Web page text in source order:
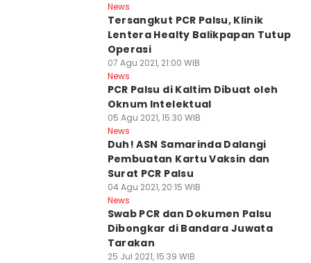
News
Tersangkut PCR Palsu, Klinik
Lentera Healty Balikpapan Tutup
Operasi
07 Agu 2021, 21:00 WIB
News
PCR Palsu di Kaltim Dibuat oleh
Oknum Intelektual
05 Agu 2021, 15:30 WIB
News
Duh! ASN Samarinda Dalangi
Pembuatan Kartu Vaksin dan
Surat PCR Palsu
04 Agu 2021, 20:15 WIB
News
Swab PCR dan Dokumen Palsu
Dibongkar di Bandara Juwata
Tarakan
25 Jul 2021, 15:39 WIB